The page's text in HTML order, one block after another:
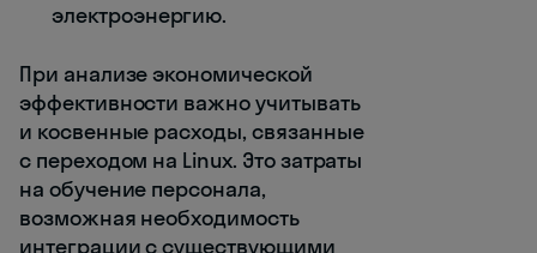
электроэнергию.
При анализе экономической
эффективности важно учитывать
и косвенные расходы, связанные
с переходом на Linux. Это затраты
на обучение персонала,
возможная необходимость
интеграции с существующими